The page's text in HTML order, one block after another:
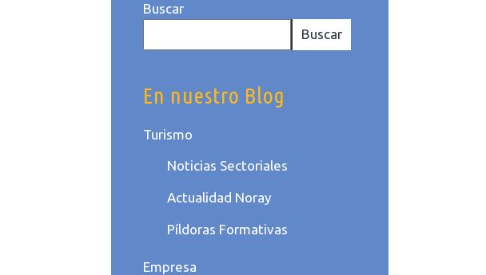
Buscar
Buscar
En nuestro Blog
Turismo
Noticias Sectoriales
Actualidad Noray
Píldoras Formativas
Empresa